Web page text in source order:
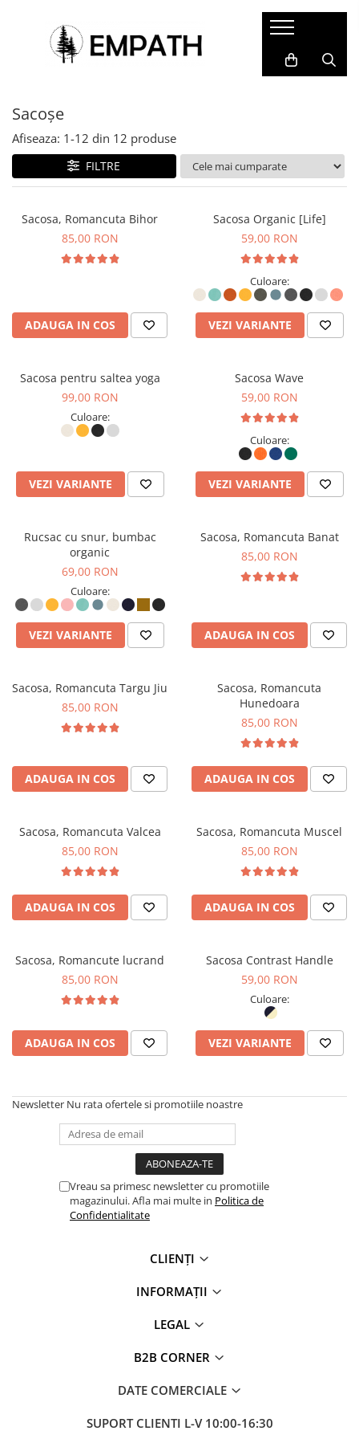
FEMEI
Bluze
Camasi
Hanorace
Geci
BĂRBAȚI
Bluze
Camasi
Hanorace
Geci
COPII
Bluze&Hanorace
Pantaloni
Fesuri
ACCESORII
Caiete și agende
Sacoșe
Rucsacuri, genți și borsete
Portfarduri și portofele
Alte accesorii
COLABORĂRI
Colectia Folklore
Snow Collection
Sacoșe
Afiseaza: 1-12 din 12 produse
FILTRE
Sacosa, Romancuta Bihor
85,00 RON
ADAUGA IN COS
Sacosa Organic [Life]
59,00 RON
Culoare:
VEZI VARIANTE
Sacosa pentru saltea yoga
99,00 RON
Culoare:
VEZI VARIANTE
Sacosa Wave
59,00 RON
Culoare:
VEZI VARIANTE
Rucsac cu snur, bumbac
organic
69,00 RON
Culoare:
VEZI VARIANTE
Sacosa, Romancuta Banat
85,00 RON
ADAUGA IN COS
Sacosa, Romancuta Targu Jiu
85,00 RON
ADAUGA IN COS
Sacosa, Romancuta
Hunedoara
85,00 RON
ADAUGA IN COS
Sacosa, Romancuta Valcea
85,00 RON
ADAUGA IN COS
Sacosa, Romancuta Muscel
85,00 RON
ADAUGA IN COS
Sacosa, Romancute lucrand
85,00 RON
ADAUGA IN COS
Sacosa Contrast Handle
59,00 RON
Culoare:
VEZI VARIANTE
Newsletter Nu rata ofertele si promotiile noastre
Vreau sa primesc newsletter cu promotiile
magazinului. Afla mai multe in Politica de
Confidentialitate
CLIENȚI
INFORMAȚII
LEGAL
B2B CORNER
DATE COMERCIALE
SUPORT CLIENTI L-V 10:00-16:30